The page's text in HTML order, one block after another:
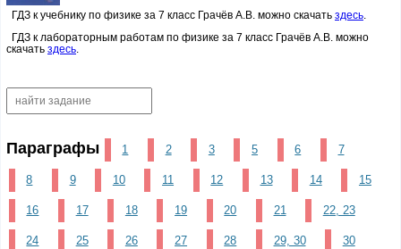
ГДЗ к учебнику по физике за 7 класс Грачёв А.В. можно скачать здесь
ГДЗ к лабораторным работам по физике за 7 класс Грачёв А.В. можно
скачать здесь
Параграфы 1 2 3 5 6 7
8 9 10 11 12 13 14 15
16 17 18 19 20 21 22, 23
24 25 26 27 28 29, 30 30